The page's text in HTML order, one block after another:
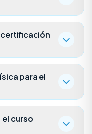
certificación
para el
el curso